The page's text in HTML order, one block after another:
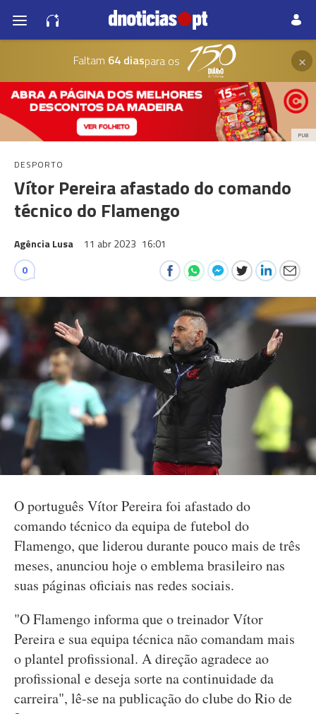
Faltam 64 diaspara os ×
PUB
DESPORTO
Vítor Pereira afastado do comando
técnico do Flamengo
Agência Lusa 11 abr 2023 16:01
0
O português Vítor Pereira foi afastado do
comando técnico da equipa de futebol do
Flamengo, que liderou durante pouco mais de três
meses, anunciou hoje o emblema brasileiro nas
suas páginas oficiais nas redes sociais.
"O Flamengo informa que o treinador Vítor
Pereira e sua equipa técnica não comandam mais
o plantel profissional. A direção agradece ao
profissional e deseja sorte na continuidade da
carreira", lê-se na publicação do clube do Rio de